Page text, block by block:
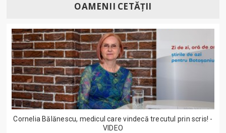
OAMENII CETĂȚII
Cornelia Bălănescu, medicul care vindecă trecutul prin scris! -
VIDEO